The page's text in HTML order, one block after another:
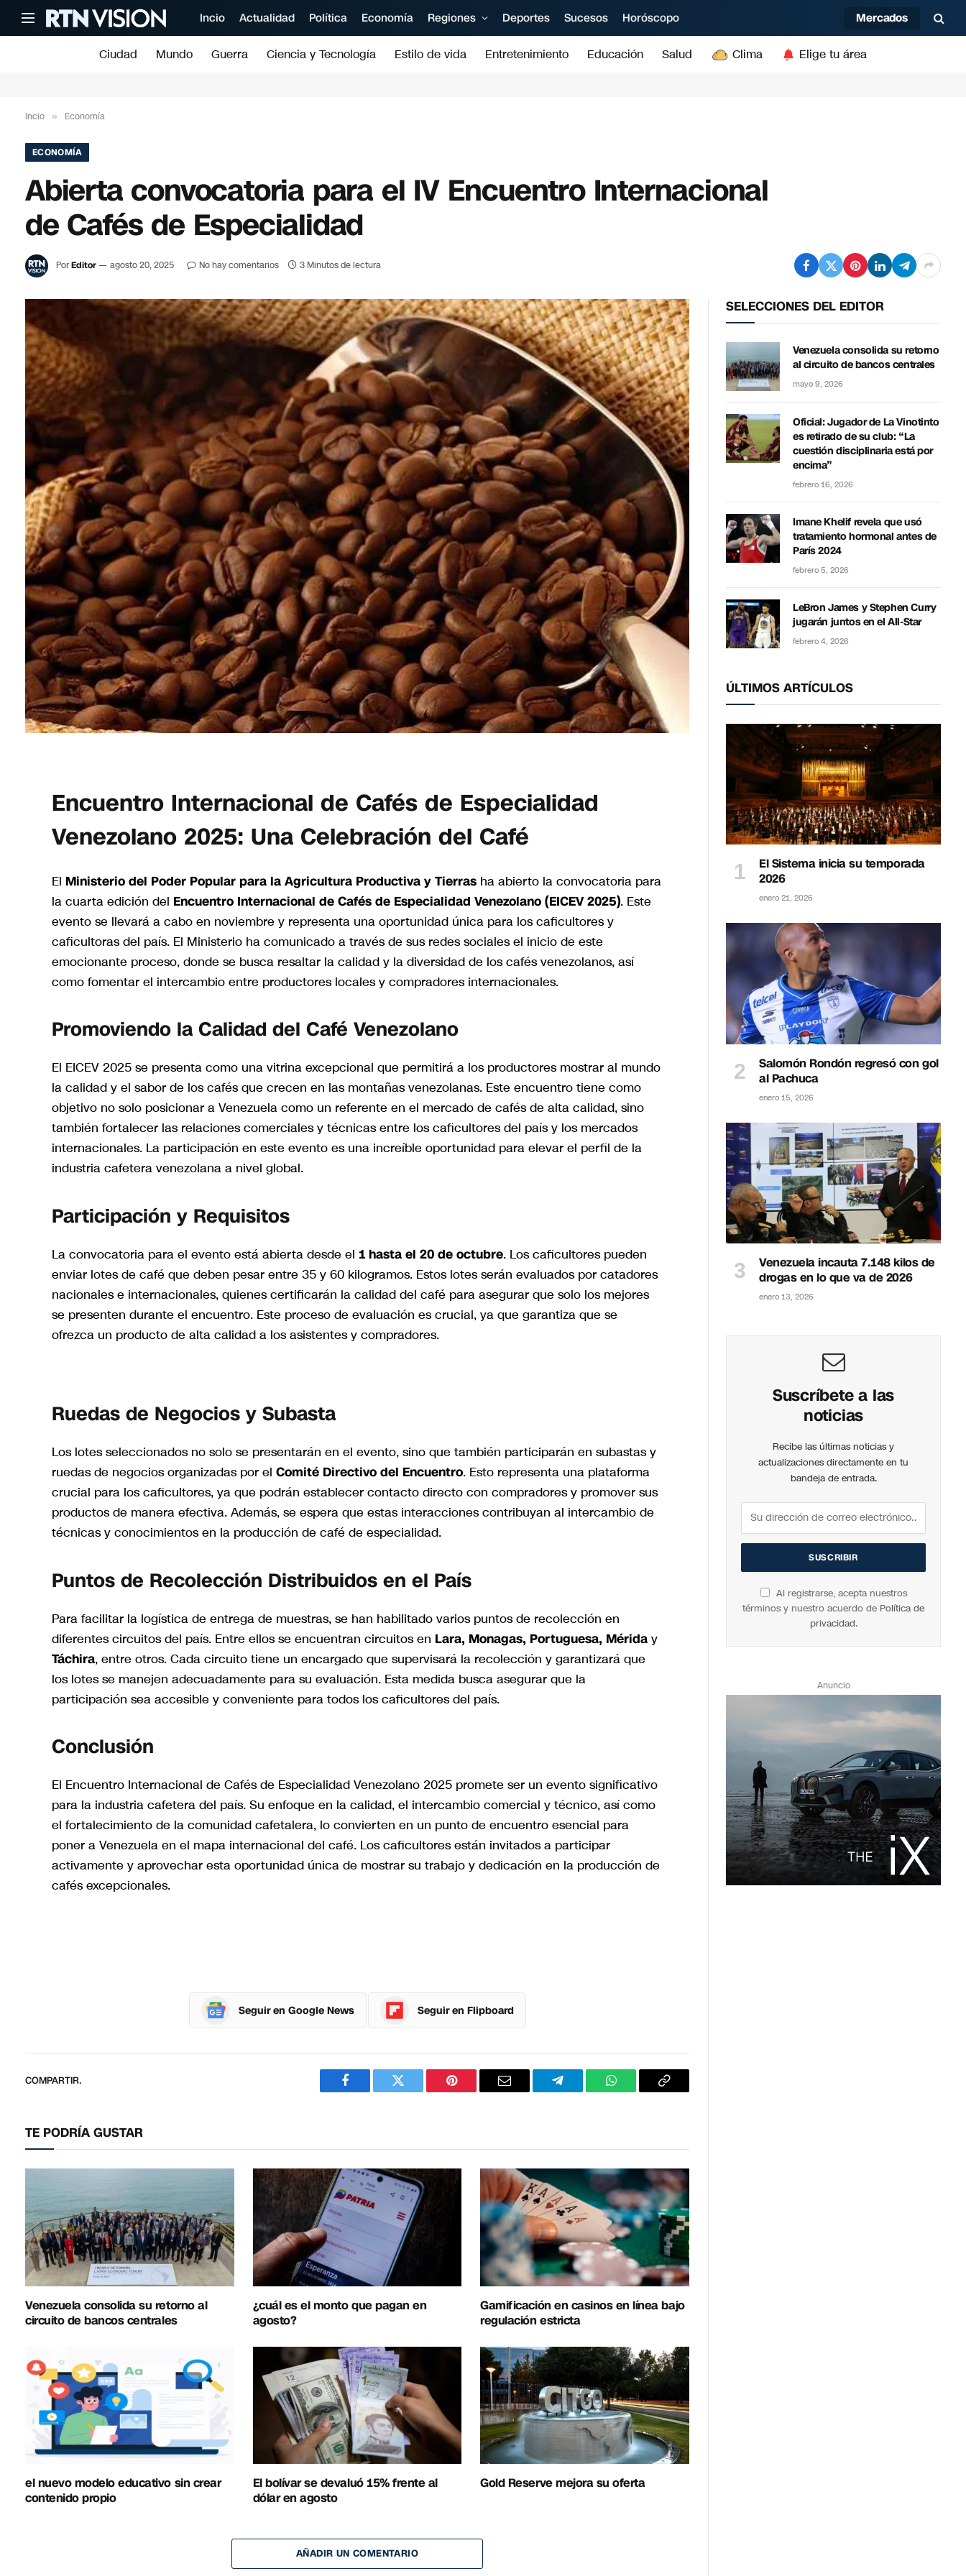
Incio Actualidad Política Economía Regiones Deportes Sucesos Horóscopo Mercados
Ciudad Mundo Guerra Ciencia y Tecnología Estilo de vida Entretenimiento Educación Salud Clima Elige tu área
Incio » Economía
ECONOMÍA
Abierta convocatoria para el IV Encuentro Internacional
de Cafés de Especialidad
PorEditor agosto 20, 2025 No hay comentarios 3 Minutos de lectura
Encuentro Internacional de Cafés de Especialidad
Venezolano 2025: Una Celebración del Café
El Ministerio del Poder Popular para la Agricultura Productiva y Tierras ha abierto la convocatoria para
la cuarta edición del Encuentro Internacional de Cafés de Especialidad Venezolano (EICEV 2025). Este
evento se llevará a cabo en noviembre y representa una oportunidad única para los caficultores y
caficultoras del país. El Ministerio ha comunicado a través de sus redes sociales el inicio de este
emocionante proceso, donde se busca resaltar la calidad y la diversidad de los cafés venezolanos, así
como fomentar el intercambio entre productores locales y compradores internacionales.
Promoviendo la Calidad del Café Venezolano
El EICEV 2025 se presenta como una vitrina excepcional que permitirá a los productores mostrar al mundo
la calidad y el sabor de los cafés que crecen en las montañas venezolanas. Este encuentro tiene como
objetivo no solo posicionar a Venezuela como un referente en el mercado de cafés de alta calidad, sino
también fortalecer las relaciones comerciales y técnicas entre los caficultores del país y los mercados
internacionales. La participación en este evento es una increíble oportunidad para elevar el perfil de la
industria cafetera venezolana a nivel global.
Participación y Requisitos
La convocatoria para el evento está abierta desde el 1 hasta el 20 de octubre. Los caficultores pueden
enviar lotes de café que deben pesar entre 35 y 60 kilogramos. Estos lotes serán evaluados por catadores
nacionales e internacionales, quienes certificarán la calidad del café para asegurar que solo los mejores
se presenten durante el encuentro. Este proceso de evaluación es crucial, ya que garantiza que se
ofrezca un producto de alta calidad a los asistentes y compradores.
Ruedas de Negocios y Subasta
Los lotes seleccionados no solo se presentarán en el evento, sino que también participarán en subastas y
ruedas de negocios organizadas por el Comité Directivo del Encuentro. Esto representa una plataforma
crucial para los caficultores, ya que podrán establecer contacto directo con compradores y promover sus
productos de manera efectiva. Además, se espera que estas interacciones contribuyan al intercambio de
técnicas y conocimientos en la producción de café de especialidad.
Puntos de Recolección Distribuidos en el País
Para facilitar la logística de entrega de muestras, se han habilitado varios puntos de recolección en
diferentes circuitos del país. Entre ellos se encuentran circuitos en Lara, Monagas, Portuguesa, Mérida y
Táchira, entre otros. Cada circuito tiene un encargado que supervisará la recolección y garantizará que
los lotes se manejen adecuadamente para su evaluación. Esta medida busca asegurar que la
participación sea accesible y conveniente para todos los caficultores del país.
Conclusión
El Encuentro Internacional de Cafés de Especialidad Venezolano 2025 promete ser un evento significativo
para la industria cafetera del país. Su enfoque en la calidad, el intercambio comercial y técnico, así como
el fortalecimiento de la comunidad cafetalera, lo convierten en un punto de encuentro esencial para
poner a Venezuela en el mapa internacional del café. Los caficultores están invitados a participar
activamente y aprovechar esta oportunidad única de mostrar su trabajo y dedicación en la producción de
cafés excepcionales.
Seguir en Google News Seguir en Flipboard
COMPARTIR.
FacebookTwitter PinterestCorreo
TelegramWhatsAppCopiar
TE PODRÍA GUSTAR
Venezuela consolida su retorno al
circuito de bancos centrales
¿cuál es el monto que pagan en
agosto?
Gamificación en casinos en línea bajo
regulación estricta
el nuevo modelo educativo sin crear
contenido propio
El bolívar se devaluó 15% frente al
dólar en agosto
Gold Reserve mejora su oferta
AÑADIR UN COMENTARIO
SELECCIONES DEL EDITOR
Venezuela consolida su retorno
al circuito de bancos centrales
mayo 9, 2026
Oficial: Jugador de La Vinotinto
es retirado de su club: “La
cuestión disciplinaria está por
encima”
febrero 16, 2026
Imane Khelif revela que usó
tratamiento hormonal antes de
París 2024
febrero 5, 2026
LeBron James y Stephen Curry
jugarán juntos en el All-Star
febrero 4, 2026
ÚLTIMOS ARTÍCULOS
El Sistema inicia su temporada
2026
enero 21, 2026
Salomón Rondón regresó con gol
al Pachuca
enero 15, 2026
Venezuela incauta 7.148 kilos de
drogas en lo que va de 2026
enero 13, 2026
Suscríbete a las
noticias
Recibe las últimas noticias y
actualizaciones directamente en tu
bandeja de entrada.
Al registrarse, acepta nuestros
términos y nuestro acuerdo de Política de
privacidad.
Anuncio